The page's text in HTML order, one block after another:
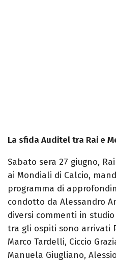
La sfida Auditel tra Rai e
Sabato sera 27 giugno,
ai Mondiali di Calcio,
programma di
condotto da Alessandro
diversi commenti in
tra gli ospiti sono arrivati
Marco Tardelli, Ciccio
Manuela Giugliano,